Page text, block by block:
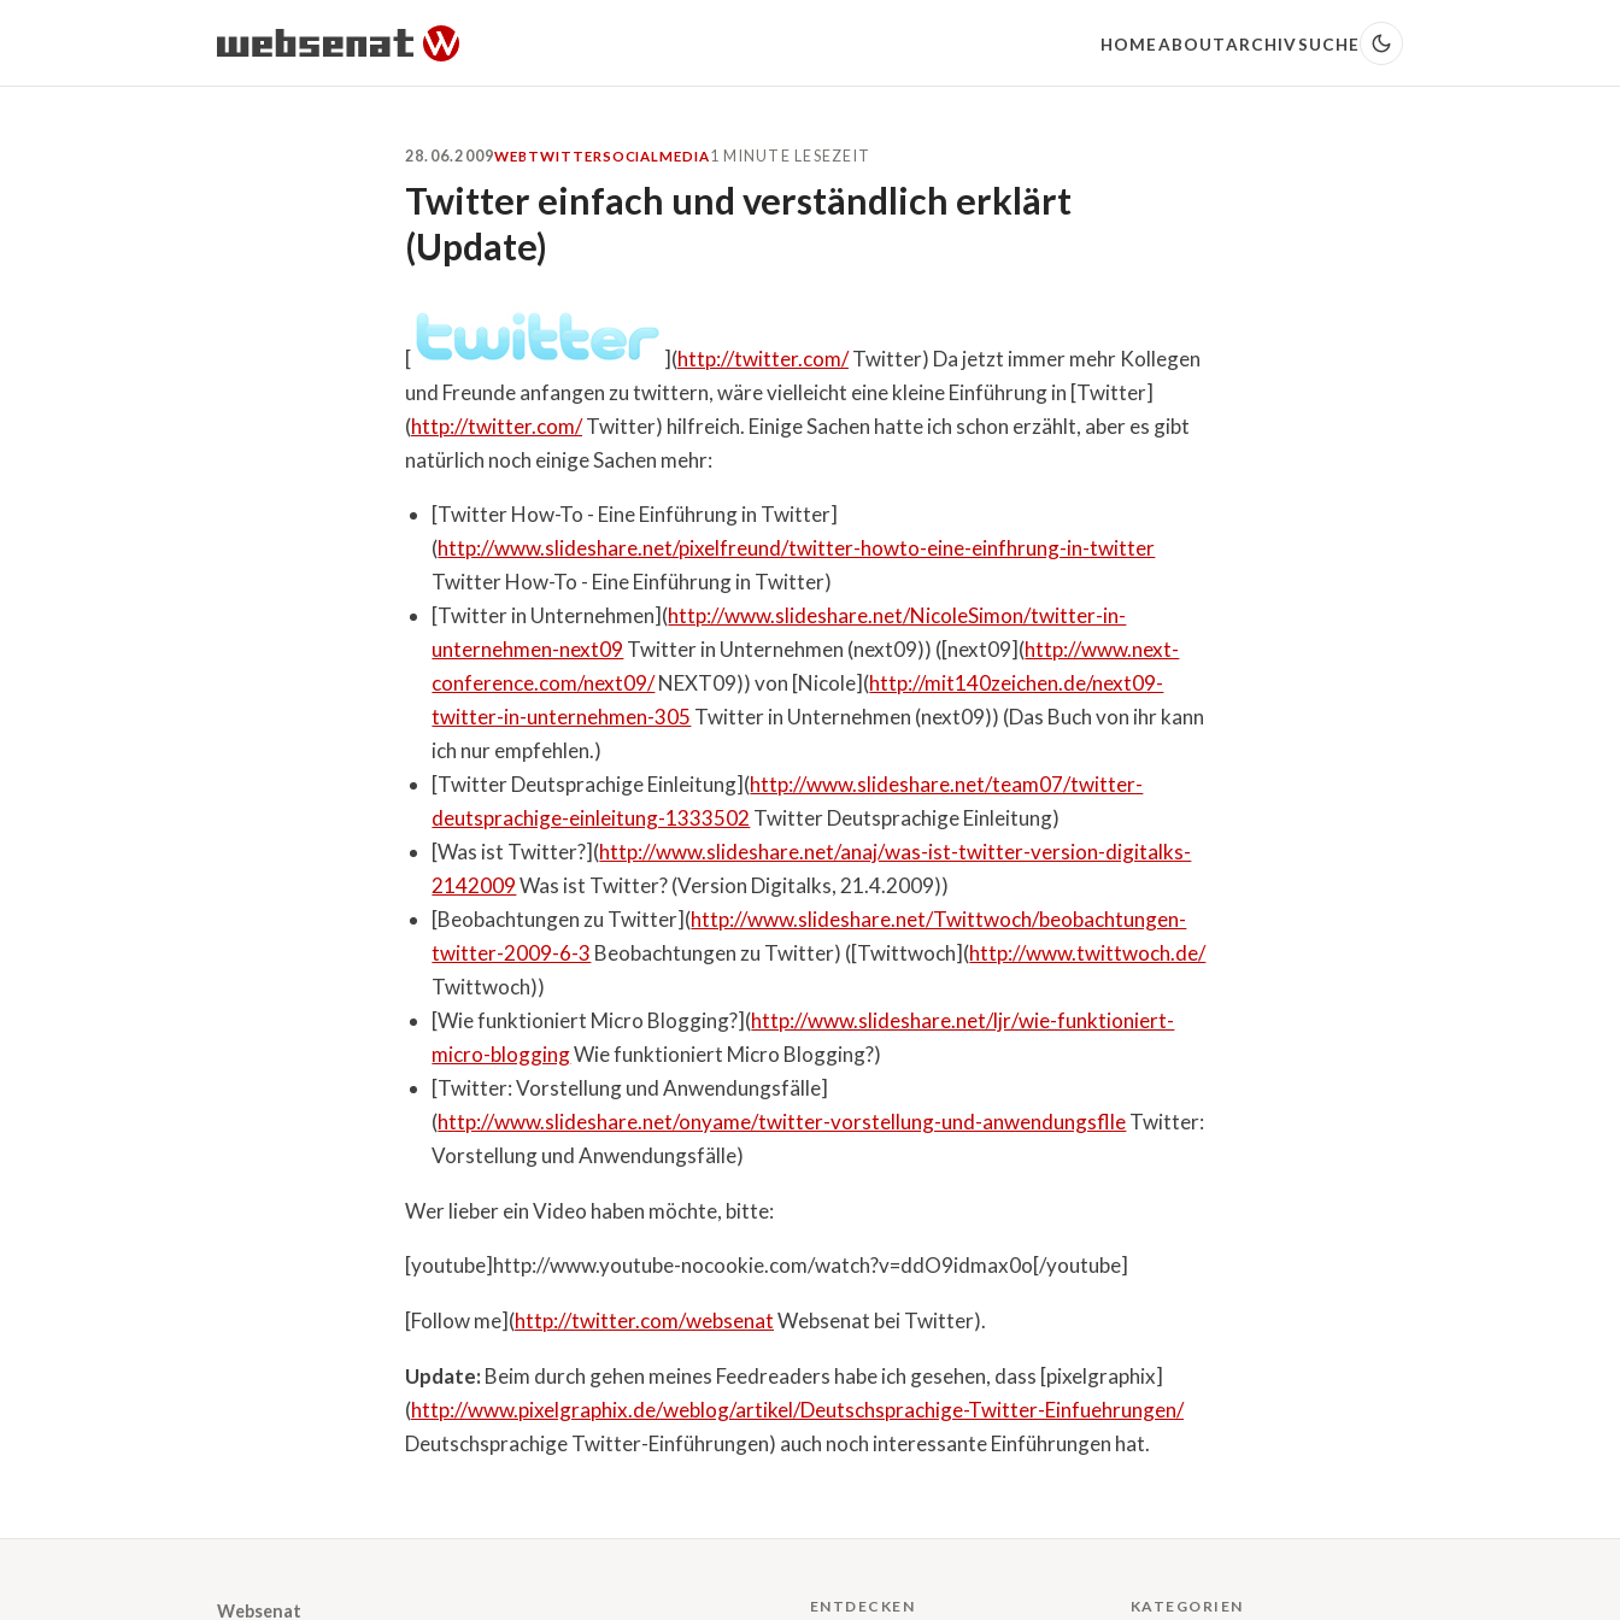
HOMEABOUTARCHIVSUCHE
28.06.2009WEBTWITTERSOCIALMEDIA1 MINUTE LESEZEIT
Twitter einfach und verständlich erklärt
(Update)
[ ](http://twitter.com/Twitter) Da jetzt immer mehr Kollegen
und Freunde anfangen zu twittern, wäre vielleicht eine kleine Einführung in [Twitter]
(http://twitter.com/Twitter) hilfreich. Einige Sachen hatte ich schon erzählt, aber es gibt
natürlich noch einige Sachen mehr:
[Twitter How-To - Eine Einführung in Twitter]
(http://www.slideshare.net/pixelfreund/twitter-howto-eine-einfhrung-in-twitter
Twitter How-To - Eine Einführung in Twitter)
[Twitter in Unternehmen](http://www.slideshare.net/NicoleSimon/twitter-in-
unternehmen-next09 Twitter in Unternehmen (next09)) ([next09](http://www.next-
conference.com/next09/NEXT09)) von [Nicole](http://mit140zeichen.de/next09-
twitter-in-unternehmen-305 Twitter in Unternehmen (next09)) (Das Buch von ihr kann
ich nur empfehlen.)
[Twitter Deutsprachige Einleitung](http://www.slideshare.net/team07/twitter-
deutsprachige-einleitung-1333502 Twitter Deutsprachige Einleitung)
[Was ist Twitter?](http://www.slideshare.net/anaj/was-ist-twitter-version-digitalks-
2142009Was ist Twitter? (Version Digitalks, 21.4.2009))
[Beobachtungen zu Twitter](http://www.slideshare.net/Twittwoch/beobachtungen-
twitter-2009-6-3 Beobachtungen zu Twitter) ([Twittwoch](http://www.twittwoch.de/
Twittwoch))
[Wie funktioniert Micro Blogging?](http://www.slideshare.net/ljr/wie-funktioniert-
micro-bloggingWie funktioniert Micro Blogging?)
[Twitter: Vorstellung und Anwendungsfälle]
(http://www.slideshare.net/onyame/twitter-vorstellung-und-anwendungsflleTwitter:
Vorstellung und Anwendungsfälle)
Wer lieber ein Video haben möchte, bitte:
[youtube]http://www.youtube-nocookie.com/watch?v=ddO9idmax0o[/youtube]
[Follow me](http://twitter.com/websenatWebsenat bei Twitter).
Update:Beim durch gehen meines Feedreaders habe ich gesehen, dass [pixelgraphix]
(http://www.pixelgraphix.de/weblog/artikel/Deutschsprachige-Twitter-Einfuehrungen/
Deutschsprachige Twitter-Einführungen) auch noch interessante Einführungen hat.
Websenat ENTDECKEN KATEGORIEN